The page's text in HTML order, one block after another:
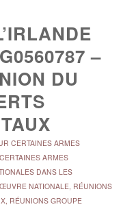
–
DU
CERTAINES ARMES
ARMES
DANS LES
NATIONALE, RÉUNIONS
, RÉUNIONS GROUPE